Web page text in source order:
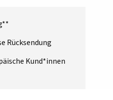
Rücksendung
Kund*innen